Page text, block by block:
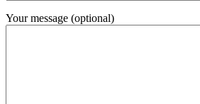
Your message (optional)